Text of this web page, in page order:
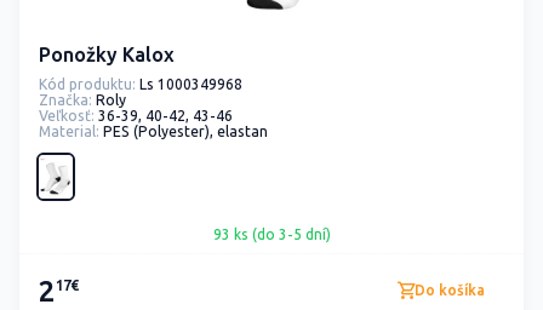
Ponožky Kalox
Kód produktu: Ls 1000349968
Značka: Roly
Veľkosť: 36-39, 40-42, 43-46
Material: PES (Polyester), elastan
93 ks (do 3-5 dní)
2 17€ Do košíka